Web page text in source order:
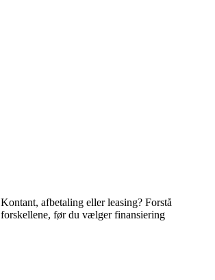
Kontant, afbetaling eller leasing? Forstå
forskellene, før du vælger finansiering